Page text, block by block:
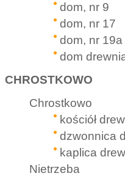
dom, nr 9
dom, nr 17
dom, nr 19a
dom
CHROSTKOWO
Chrostkowo
kościół
dzwonnica
kaplica
Nietrzeba